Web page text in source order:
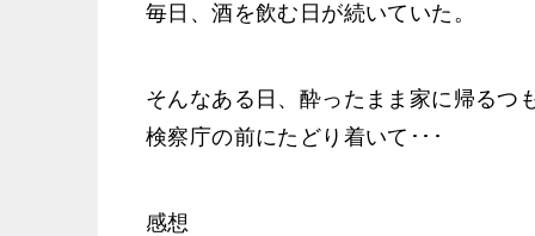
毎日、酒を飲む日が続いていた。
そんなある日、酔ったまま家に帰るつ
検察庁の前にたどり着いて･･･
感想